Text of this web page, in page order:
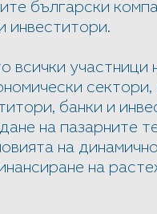
български
инвеститори.
всички участници
банки и
на пазарните
на
на